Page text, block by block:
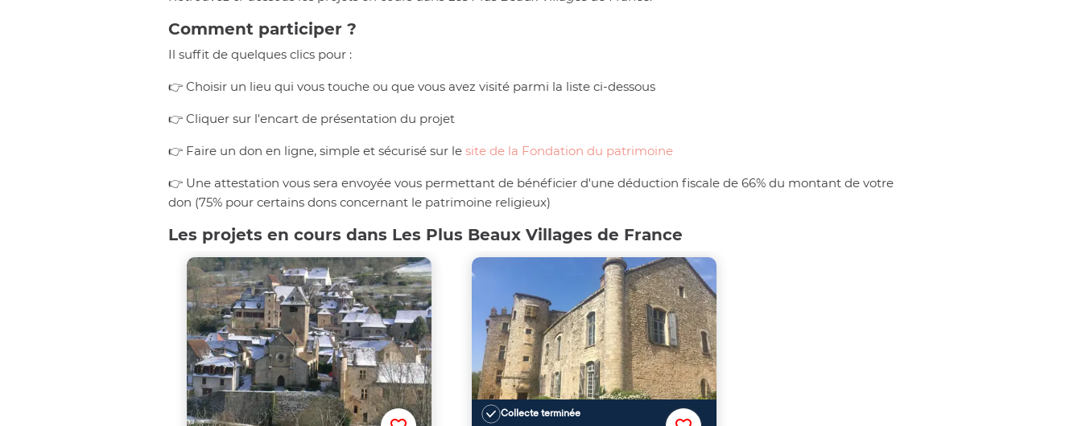
Comment participer ?
Il suffit de quelques clics pour :
👉 Choisir un lieu qui vous touche ou que vous avez visité parmi la liste ci-dessous
👉 Cliquer sur l'encart de présentation du projet
👉 Faire un don en ligne, simple et sécurisé sur le site de la Fondation du patrimoine
👉 Une attestation vous sera envoyée vous permettant de bénéficier d'une déduction fiscale de 66% du montant de votre
don (75% pour certains dons concernant le patrimoine religieux)
Les projets en cours dans Les Plus Beaux Villages de France